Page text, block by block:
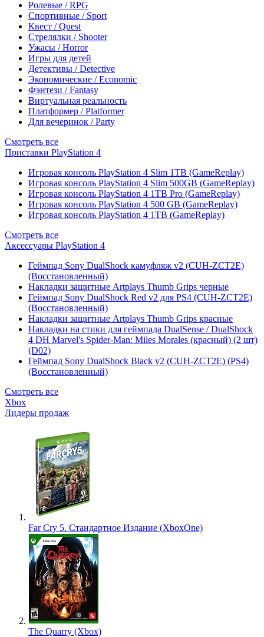
Ролевые / RPG
Спортивные / Sport
Квест / Quest
Стрелялки / Shooter
Ужасы / Horror
Игры для детей
Детективы / Detective
Экономические / Economic
Фэнтези / Fantasy
Виртуальная реальность
Платформер / Platformer
Для вечеринок / Party
Смотреть все
Приставки PlayStation 4
Игровая консоль PlayStation 4 Slim 1TB (GameReplay)
Игровая консоль PlayStation 4 Slim 500GB (GameReplay)
Игровая консоль PlayStation 4 1TB Pro (GameReplay)
Игровая консоль PlayStation 4 500 GB (GameReplay)
Игровая консоль PlayStation 4 1TB (GameReplay)
Смотреть все
Аксессуары PlayStation 4
Геймпад Sony DualShock камуфляж v2 (CUH-ZCT2E)
(Восстановленный)
Накладки защитные Artplays Thumb Grips черные
Геймпад Sony DualShock Red v2 для PS4 (CUH-ZCT2E)
(Восстановленный)
Накладки защитные Artplays Thumb Grips красные
Накладки на стики для геймпада DualSense / DualShock
4 DH Marvel's Spider-Man: Miles Morales (красный) (2 шт)
(D02)
Геймпад Sony DualShock Black v2 (CUH-ZCT2E) (PS4)
(Восстановленный)
Смотреть все
Xbox
Лидеры продаж
Far Cry 5. Стандартное Издание (XboxOne)
The Quarry (Xbox)